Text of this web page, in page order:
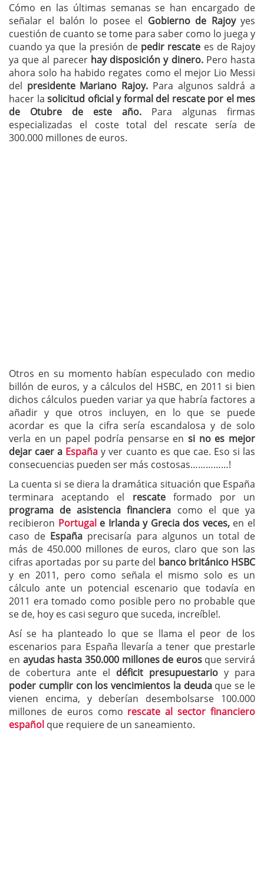
Cómo en las últimas semanas se han encargado de
señalar el balón lo posee el Gobierno de Rajoyyes
cuestión de cuanto se tome para saber como lo juega y
cuando ya que la presión de pedir rescate es de Rajoy
ya que al parecer hay disposición y dinero.Pero hasta
ahora solo ha habido regates como el mejor Lio Messi
del presidente Mariano Rajoy. Para algunos saldrá a
hacer la solicitud oficial y formal del rescate por el mes
de Otubre de este año. Para algunas firmas
especializadas el coste total del rescate sería de
300.000 millones de euros.
Otros en su momento habían especulado con medio
billón de euros, y a cálculos del HSBC, en 2011 si bien
dichos cálculos pueden variar ya que habría factores a
añadir y que otros incluyen, en lo que se puede
acordar es que la cifra sería escandalosa y de solo
verla en un papel podría pensarse en si no es mejor
dejar caer a Españay ver cuanto es que cae. Eso si las
consecuencias pueden ser más costosas……………!
La cuenta si se diera la dramática situación que España
terminara aceptando el rescate formado por un
programa de asistencia financiera como el que ya
recibieron Portugal e Irlanda y Grecia dos veces,en el
caso de España precisaría para algunos un total de
más de 450.000 millones de euros, claro que son las
cifras aportadas por su parte del banco británico HSBC
y en 2011, pero como señala el mismo solo es un
cálculo ante un potencial escenario que todavía en
2011 era tomado como posible pero no probable que
se de, hoy es casi seguro que suceda, increíble!.
Así se ha planteado lo que se llama el peor de los
escenarios para España llevaría a tener que prestarle
en ayudas hasta 350.000 millones de eurosque servirá
de cobertura ante el déficit presupuestario y para
poder cumplir con los vencimientos la deudaque se le
vienen encima, y deberían desembolsarse 100.000
millones de euros como rescate al sector financiero
español que requiere de un saneamiento.